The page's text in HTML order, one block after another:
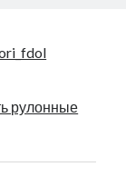
рулонные